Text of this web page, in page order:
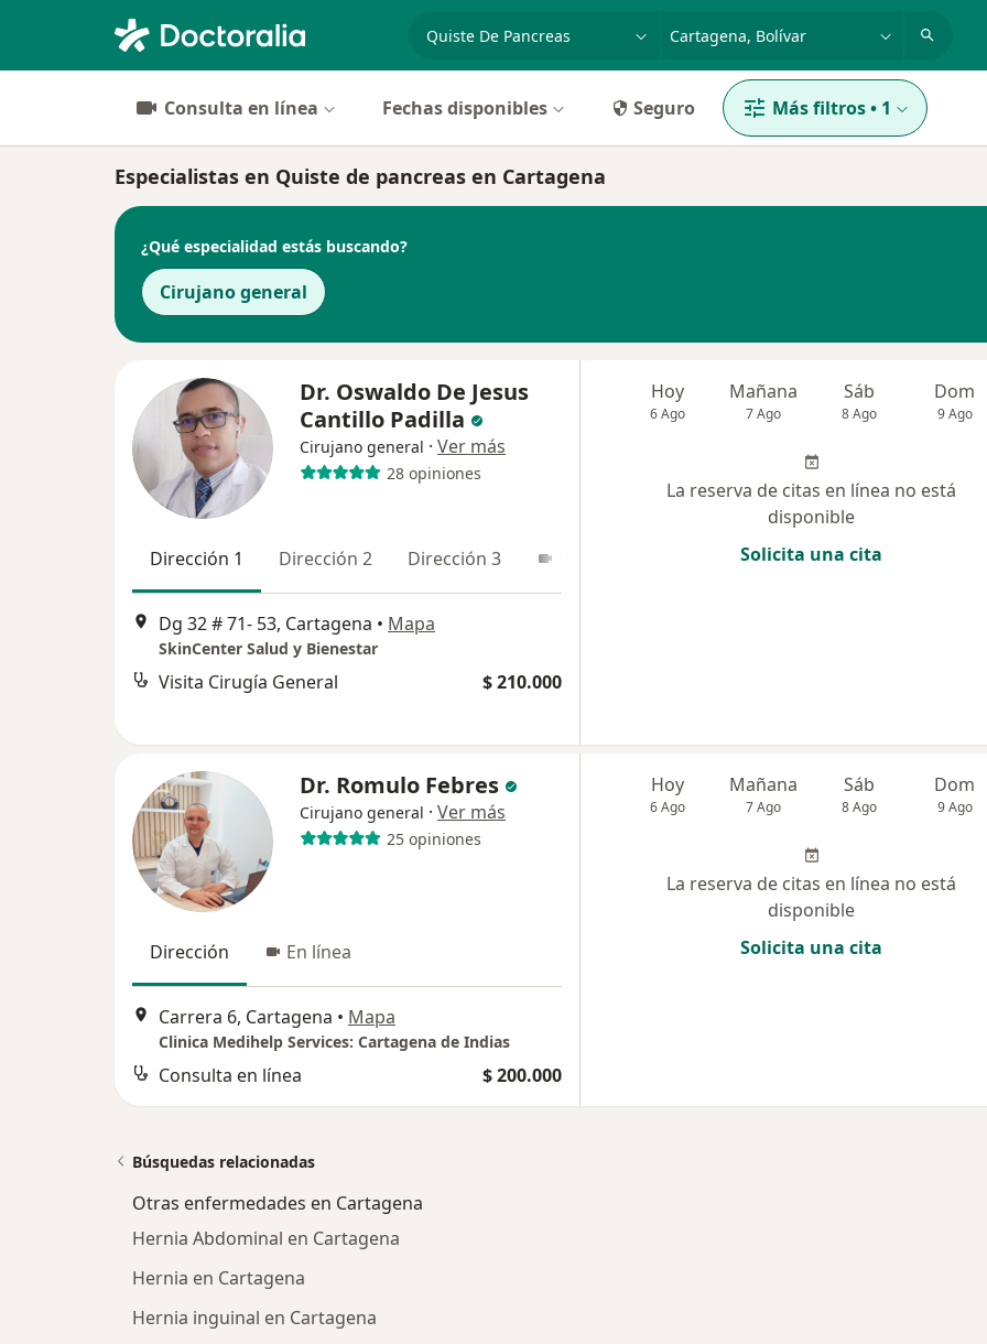
Consulta en línea Fechas disponibles Seguro Más filtros• 1
Especialistas en Quiste de pancreas en Cartagena
¿Qué especialidad estás buscando?
Cirujano general
Dr. Oswaldo De Jesus
Cantillo Padilla
Cirujano general · Ver más
28 opiniones
Dirección 1 Dirección 2 Dirección 3
Dg 32 # 71- 53, Cartagena • Mapa
SkinCenter Salud y Bienestar
Visita Cirugía General $ 210.000
Hoy
6 Ago
Mañana
7 Ago
Sáb
8 Ago
Dom
9 Ago
La reserva de citas en línea no está
disponible
Solicita una cita
Dr. Romulo Febres
Cirujano general · Ver más
25 opiniones
Dirección En línea
Carrera 6, Cartagena • Mapa
Clinica Medihelp Services: Cartagena de Indias
Consulta en línea $ 200.000
Hoy
6 Ago
Mañana
7 Ago
Sáb
8 Ago
Dom
9 Ago
La reserva de citas en línea no está
disponible
Solicita una cita
Búsquedas relacionadas
Otras enfermedades en Cartagena
Hernia Abdominal en Cartagena
Hernia en Cartagena
Hernia inguinal en Cartagena